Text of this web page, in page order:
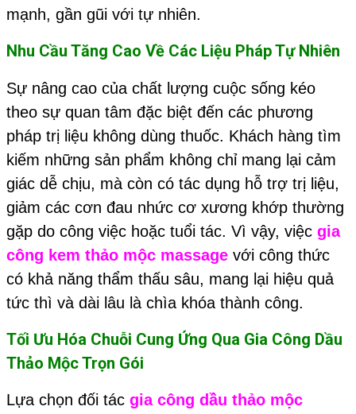
mạnh, gần gũi với tự nhiên.
Nhu Cầu Tăng Cao Về Các Liệu Pháp Tự Nhiên
Sự nâng cao của chất lượng cuộc sống kéo
theo sự quan tâm đặc biệt đến các phương
pháp trị liệu không dùng thuốc. Khách hàng tìm
kiếm những sản phẩm không chỉ mang lại cảm
giác dễ chịu, mà còn có tác dụng hỗ trợ trị liệu,
giảm các cơn đau nhức cơ xương khớp thường
gặp do công việc hoặc tuổi tác. Vì vậy, việc gia
công kem thảo mộc massage với công thức
có khả năng thẩm thấu sâu, mang lại hiệu quả
tức thì và dài lâu là chìa khóa thành công.
Tối Ưu Hóa Chuỗi Cung Ứng Qua Gia Công Dầu
Thảo Mộc Trọn Gói
Lựa chọn đối tác gia công dầu thảo mộc